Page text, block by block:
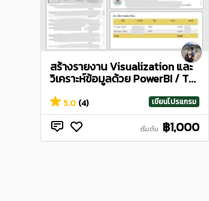
สร้างรายงาน Visualization และ
วิเคราะห์ข้อมูลด้วย PowerBI / T...
5.0 (4) เขียนโปรแกรม
เริ่มต้น ฿1,000